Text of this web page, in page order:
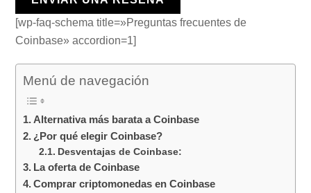
[wp-faq-schema title=»Preguntas frecuentes de
Coinbase» accordion=1]
Menú de navegación
Alternativa más barata a Coinbase
¿Por qué elegir Coinbase?
Desventajas de Coinbase:
La oferta de Coinbase
Comprar criptomonedas en Coinbase